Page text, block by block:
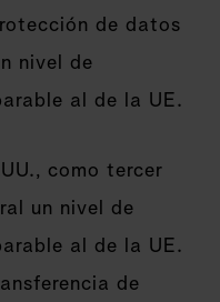
de datos
nivel de
al de la UE.
como tercer
un nivel de
al de la UE.
de